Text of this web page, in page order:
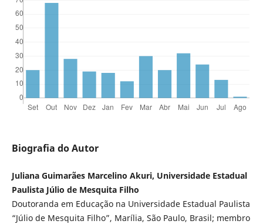
Biografia do Autor
Juliana Guimarães Marcelino Akuri, Universidade Estadual
Paulista Júlio de Mesquita Filho
Doutoranda em Educação na Universidade Estadual Paulista
“Júlio de Mesquita Filho”, Marília, São Paulo, Brasil; membro